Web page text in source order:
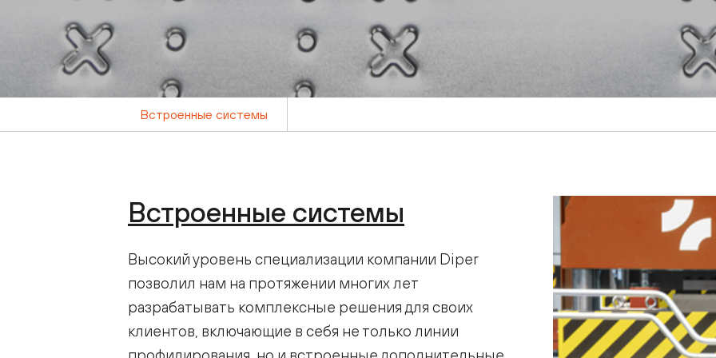
Встроенные системы
Встроенные системы
Высокий уровень специализации компании Diper
позволил нам на протяжении многих лет
разрабатывать комплексные решения для своих
клиентов, включающие в себя не только линии